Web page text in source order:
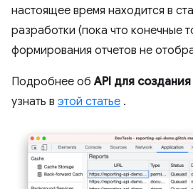
настоящее время находится в
разработки (пока что конечные
формирования отчетов не
Подробнее обAPI для
узнать в этой статье .